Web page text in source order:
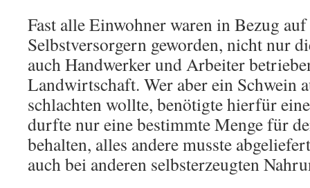
Fast alle Einwohner waren in Bezug
Selbstversorgern ge­worden, nicht nur
auch Handwerker und Arbeiter
Landwirtschaft. Wer aber ein Schwein
schlachten wollte, benötigte hierfür
durfte nur eine bestimmte Menge für
behalten, alles andere musste
auch bei anderen selbsterzeugten